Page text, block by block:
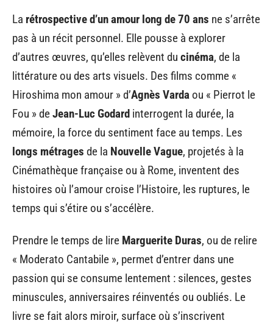
La rétrospective d’un amour long de 70 ans ne s’arrête
pas à un récit personnel. Elle pousse à explorer
d’autres œuvres, qu’elles relèvent du cinéma, de la
littérature ou des arts visuels. Des films comme «
Hiroshima mon amour » d’Agnès Varda ou « Pierrot le
Fou » deJean-Luc Godard interrogent la durée, la
mémoire, la force du sentiment face au temps. Les
longs métrages de la Nouvelle Vague, projetés à la
Cinémathèque française ou à Rome, inventent des
histoires où l’amour croise l’Histoire, les ruptures, le
temps qui s’étire ou s’accélère.
Prendre le temps de lire Marguerite Duras, ou de relire
« Moderato Cantabile », permet d’entrer dans une
passion qui se consume lentement : silences, gestes
minuscules, anniversaires réinventés ou oubliés. Le
livre se fait alors miroir, surface où s’inscrivent